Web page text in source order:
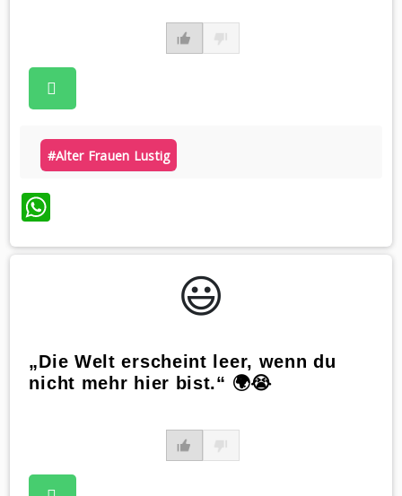
#alter Frauen Lustig
WhatsApp
😃️
„Die Welt erscheint leer, wenn du
nicht mehr hier bist.“ 🌍😭